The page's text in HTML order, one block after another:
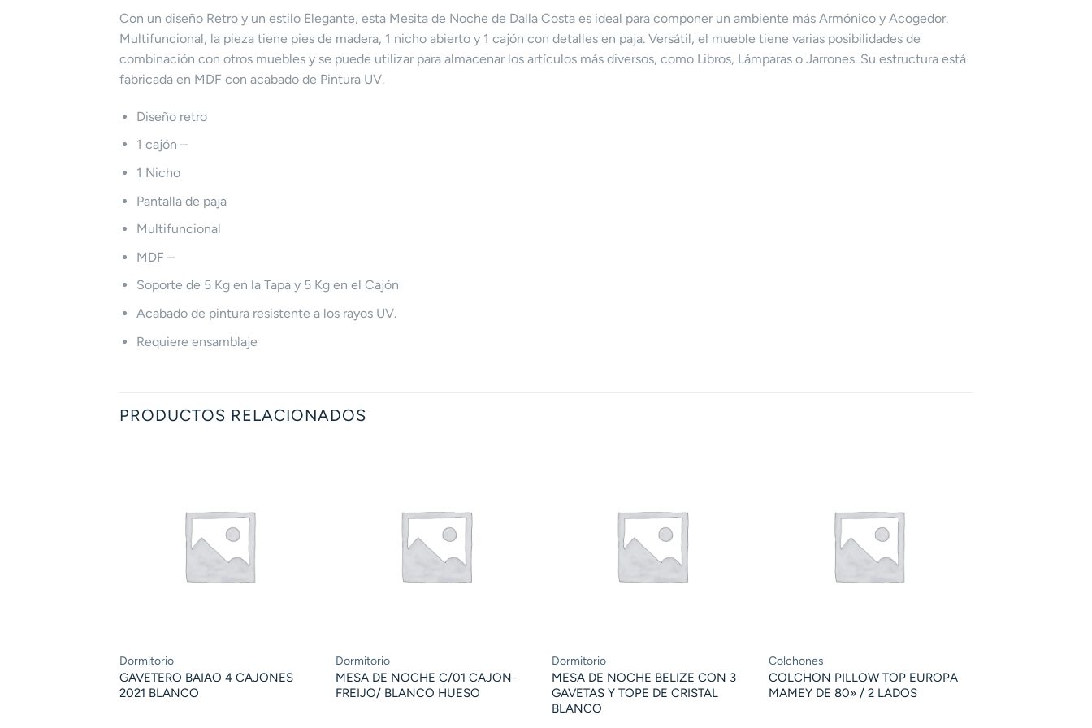
Con un diseño Retro y un estilo Elegante, esta Mesita de Noche de Dalla Costa es ideal para componer un ambiente más Armónico y Acogedor.
Multifuncional, la pieza tiene pies de madera, 1 nicho abierto y 1 cajón con detalles en paja. Versátil, el mueble tiene varias posibilidades de
combinación con otros muebles y se puede utilizar para almacenar los artículos más diversos, como Libros, Lámparas o Jarrones. Su estructura está
fabricada en MDF con acabado de Pintura UV.
Diseño retro
1 cajón –
1 Nicho
Pantalla de paja
Multifuncional
MDF –
Soporte de 5 Kg en la Tapa y 5 Kg en el Cajón
Acabado de pintura resistente a los rayos UV.
Requiere ensamblaje
PRODUCTOS RELACIONADOS
Dormitorio
GAVETERO BAIAO 4 CAJONES
2021 BLANCO
Dormitorio
MESA DE NOCHE C/01 CAJON-
FREIJO/ BLANCO HUESO
Dormitorio
MESA DE NOCHE BELIZE CON 3
GAVETAS Y TOPE DE CRISTAL
BLANCO
Colchones
COLCHON PILLOW TOP EUROPA
MAMEY DE 80» / 2 LADOS